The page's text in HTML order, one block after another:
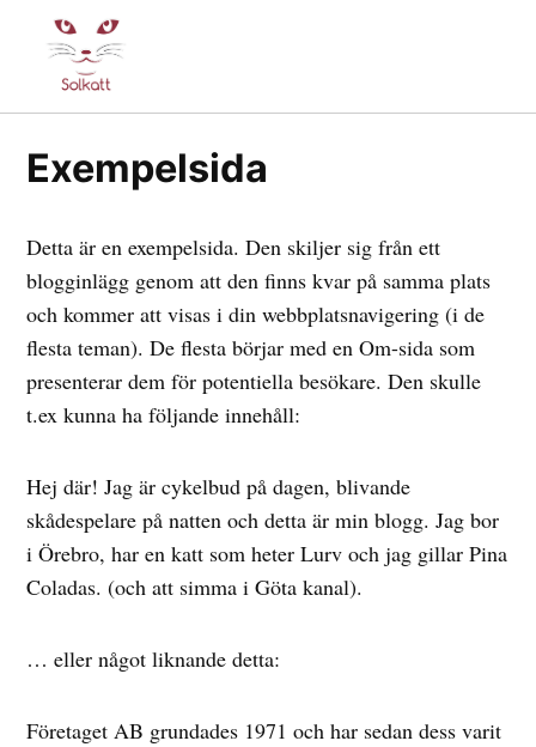
content
Exempelsida
Detta är en exempelsida. Den skiljer sig från ett
blogginlägg genom att den finns kvar på samma plats
och kommer att visas i din webbplatsnavigering (i de
flesta teman). De flesta börjar med en Om-sida som
presenterar dem för potentiella besökare. Den skulle
t.ex kunna ha följande innehåll:
Hej där! Jag är cykelbud på dagen, blivande
skådespelare på natten och detta är min blogg. Jag bor
i Örebro, har en katt som heter Lurv och jag gillar Pina
Coladas. (och att simma i Göta kanal).
… eller något liknande detta:
Företaget AB grundades 1971 och har sedan dess varit